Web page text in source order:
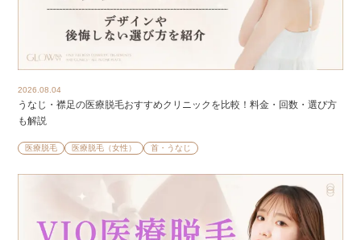
2026.08.04
うなじ・襟足の医療脱毛おすすめクリニックを比較！料金・回数・選び方
も解説
医療脱毛 医療脱毛（女性） 首・うなじ